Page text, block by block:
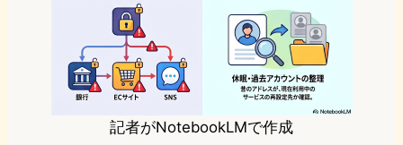
記者がNotebookLMで作成